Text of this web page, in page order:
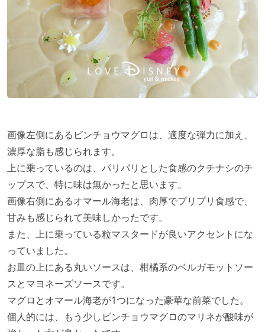
画像左側にあるビンチョウマグロは、適度な弾力に加え、
濃厚な脂も感じられます。
上に乗っているのは、パリパリとした食感のクチナシのチ
ップスで、特に味は無かったと思います。
画像右側にあるオマール海老は、肉厚でプリプリ食感で、
甘みも感じられて美味しかったです。
また、上に乗っている粒マスタードが良いアクセントにな
っていました。
お皿の上にある丸いソースは、柑橘系のベルガモットソー
スとマヨネーズソースです。
マグロとオマール海老が1つになった豪華な前菜でした。
個人的には、もう少しビンチョウマグロのマリネが酸味が